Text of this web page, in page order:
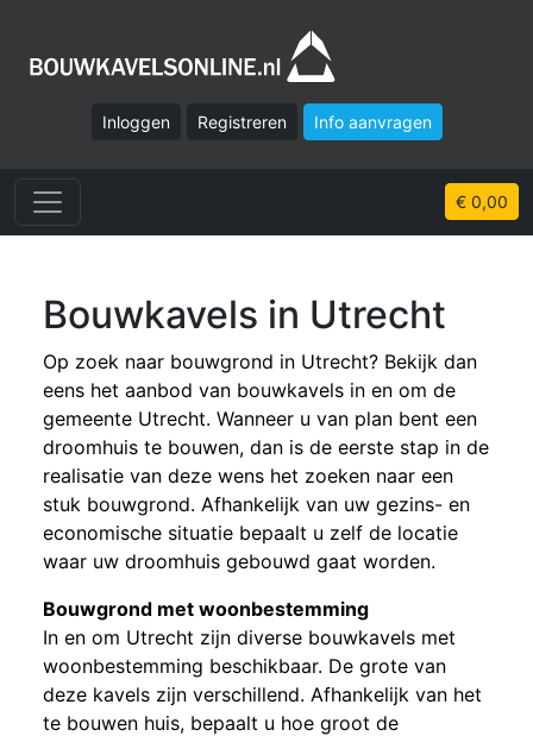
Inloggen Registreren Info aanvragen
€ 0,00
Bouwkavels in Utrecht
Op zoek naar bouwgrond in Utrecht? Bekijk dan
eens het aanbod van bouwkavels in en om de
gemeente Utrecht. Wanneer u van plan bent een
droomhuis te bouwen, dan is de eerste stap in de
realisatie van deze wens het zoeken naar een
stuk bouwgrond. Afhankelijk van uw gezins- en
economische situatie bepaalt u zelf de locatie
waar uw droomhuis gebouwd gaat worden.
Bouwgrond met woonbestemming
In en om Utrecht zijn diverse bouwkavels met
woonbestemming beschikbaar. De grote van
deze kavels zijn verschillend. Afhankelijk van het
te bouwen huis, bepaalt u hoe groot de